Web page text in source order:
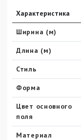
Характеристика
Ширина (м)
Длина (м)
Стиль
Форма
Цвет основного
поля
Материал